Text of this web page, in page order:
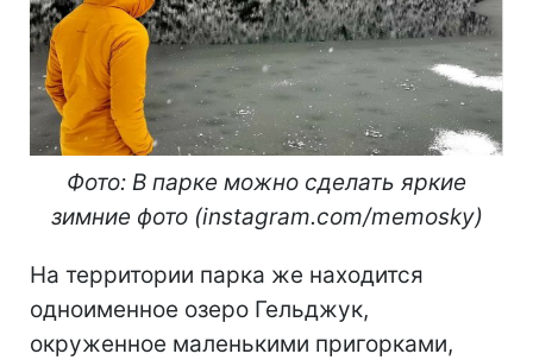
Фото: В парке можно сделать яркие
зимние фото (instagram.com/memosky)
На территории парка же находится
одноименное озеро Гельджук,
окруженное маленькими пригорками,